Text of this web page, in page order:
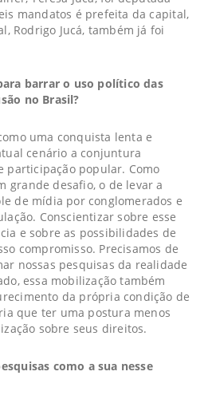
mandatos é prefeita da capital,
Rodrigo Jucá, também já foi
barrar o uso político das
no Brasil?
uma conquista lenta e
cenário a conjuntura
participação popular. Como
grande desafio, o de levar a
de mídia por conglomerados e
Conscientizar sobre esse
e sobre as possibilidades de
compromisso. Precisamos de
nossas pesquisas da realidade
essa mobilização também
da própria condição de
que ter uma postura menos
sobre seus direitos.
como a sua nesse